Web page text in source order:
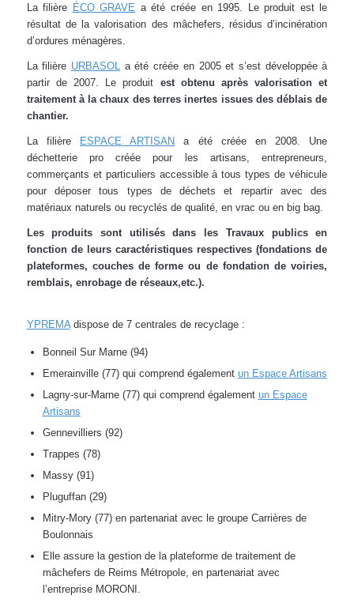
La filière ÉCO GRAVE a été créée en 1995. Le produit est le
résultat de la valorisation des mâchefers, résidus d’incinération
d’ordures ménagères.
La filière URBASOL
a été créée en 2005 et s’est développée à
partir de 2007. Le produit est obtenu après valorisation et
traitement à la chaux des terres inertes issues des déblais de
chantier.
La filière ESPACE ARTISAN a été créée en 2008. Une
déchetterie pro créée pour les artisans, entrepreneurs,
commerçants et particuliers accessible à tous types de véhicule
pour déposer tous types de déchets et repartir avec des
matériaux naturels ou recyclés de qualité, en vrac ou en big bag.
Les produits sont utilisés dans les Travaux publics en
fonction de leurs caractéristiques respectives (fondations de
plateformes, couches de forme ou de fondation de voiries,
remblais, enrobage de réseaux,etc.).
YPREMAdispose de 7 centrales de recyclage :
Bonneil Sur Marne (94)
Emerainville (77) qui comprend également un Espace Artisans
Lagny-sur-Marne (77) qui comprend également un Espace
Artisans
Gennevilliers (92)
Trappes (78)
Massy (91)
Pluguffan (29)
Mitry-Mory (77) en partenariat avec le groupe Carrières de
Boulonnais
Elle assure la gestion de la plateforme de traitement de
mâchefers de Reims Métropole, en partenariat avec
l’entreprise MORONI.